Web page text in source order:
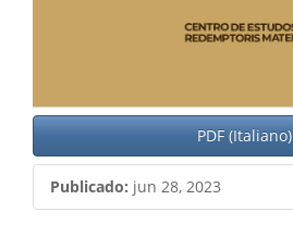
PDF (Italiano)
Publicado: jun 28, 2023